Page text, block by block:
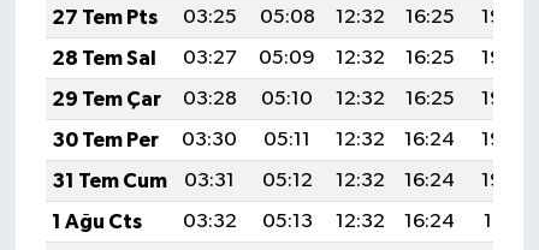
27 Tem Pts
03:25 05:08 12:32 16:25
19:46
28 Tem Sal
03:27 05:09 12:32 16:25
19:45
29 Tem Çar
03:28 05:10 12:32 16:25
19:44
30 Tem Per
03:30 05:11 12:32 16:24
19:43
31 Tem Cum
03:31 05:12 12:32 16:24
19:42
1 Ağu Cts
03:32 05:13 12:32 16:24
19:41